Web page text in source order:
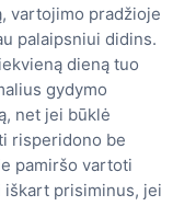
vartojimo pradžioje
palaipsniui didins.
dieną tuo
gydymo
net jei būklė
risperidono be
pamiršo vartoti
iškart prisiminus, jei